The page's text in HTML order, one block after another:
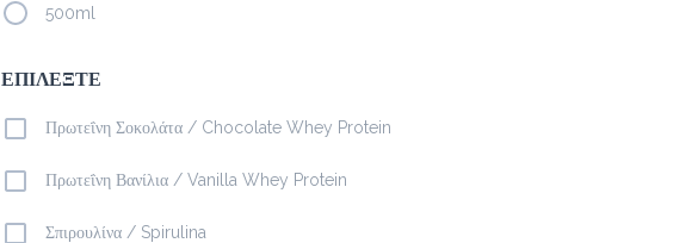
Blueccino
500ml
ΕΠΙΛΕΞΤΕ
Πρωτεΐνη Σοκολάτα / Chocolate Whey Protein
Πρωτεΐνη Βανίλια / Vanilla Whey Protein
Σπιρουλίνα / Spirulina